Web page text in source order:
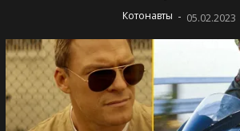
Котонавты - 05.02.2023